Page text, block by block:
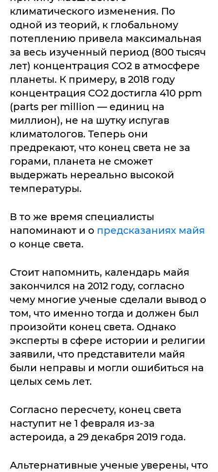
климатического изменения. По
одной из теорий, к глобальному
потеплению привела максимальная
за весь изученный период (800 тысяч
лет) концентрация СО2 в атмосфере
планеты. К примеру, в 2018 году
концентрация СО2 достигла 410 ppm
(parts per million — единиц на
миллион), не на шутку испугав
климатологов. Теперь они
предрекают, что конец света не за
горами, планета не сможет
выдержать нереально высокой
температуры.
В то же время специалисты
напоминают и о предсказаниях майя
о конце света.
Стоит напомнить, календарь майя
закончился на 2012 году, согласно
чему многие ученые сделали вывод о
том, что именно тогда и должен был
произойти конец света. Однако
эксперты в сфере истории и религии
заявили, что представители майя
были неправы и могли ошибиться на
целых семь лет.
Согласно пересчету, конец света
наступит не 1 февраля из-за
астероида, а 29 декабря 2019 года.
Альтернативные ученые уверены, что